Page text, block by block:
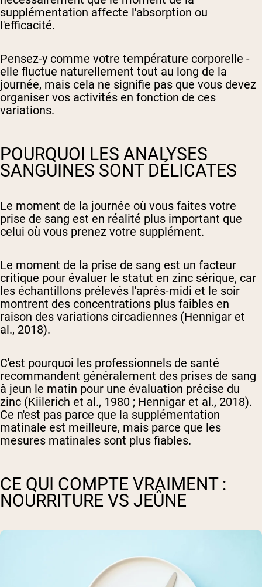
supplémentation affecte l'absorption ou
l'efficacité.
Pensez-y comme votre température corporelle -
elle fluctue naturellement tout au long de la
journée, mais cela ne signifie pas que vous devez
organiser vos activités en fonction de ces
variations.
POURQUOI LES ANALYSES
SANGUINES SONT DÉLICATES
Le moment de la journée où vous faites votre
prise de sang est en réalité plus important que
celui où vous prenez votre supplément.
Le moment de la prise de sang est un facteur
critique pour évaluer le statut en zinc sérique, car
les échantillons prélevés l'après-midi et le soir
montrent des concentrations plus faibles en
raison des variations circadiennes (Hennigar et
al., 2018).
C'est pourquoi les professionnels de santé
recommandent généralement des prises de sang
à jeun le matin pour une évaluation précise du
zinc (Kiilerich et al., 1980 ; Hennigar et al., 2018).
Ce n'est pas parce que la supplémentation
matinale est meilleure, mais parce que les
mesures matinales sont plus fiables.
CE QUI COMPTE VRAIMENT :
NOURRITURE VS JEÛNE